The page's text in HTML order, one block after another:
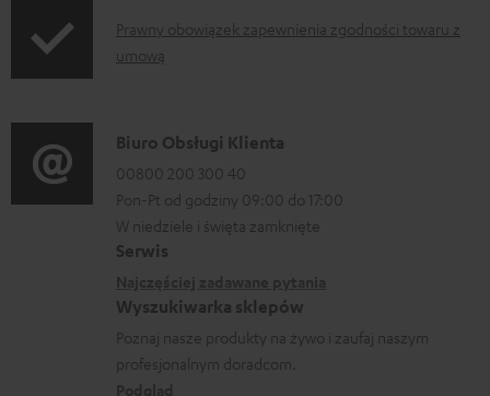
t
y
p
o
b
r
n
i
a
o
r
c
j
e
o
y
s
y
I
n
o
r
m
a
c
j
e
d
Prawny obowiązek zapewnienia zgodności towaru z
umową
D
a
n
e
o
n
t
Biuro Obsługi Klienta
00800 200 300 40
Pon-Pt od godziny 09:00 do 17:00
W niedziele i święta zamknięte
Serwis
Wyszukiwarka sklepów
Poznaj nasze produkty na żywo i zaufaj naszym
profesjonalnym doradcom.